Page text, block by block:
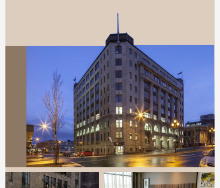
搭乘直升機飛越庫克山壯麗冰川，
降落雪白冰原展開健行，
在雪峰與冰河環抱之中，